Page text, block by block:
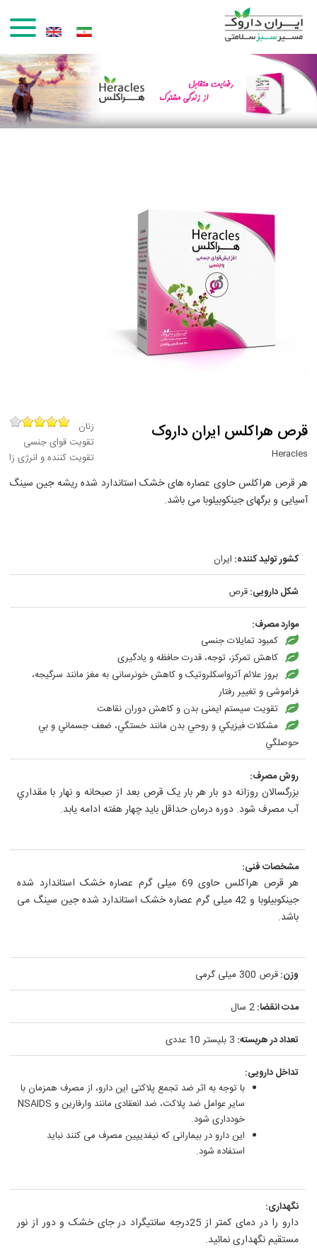
رفتن به محتوای اصلی
قرص هراکلس ایران داروک
Heracles
زنان
تقویت قوای جنسی
تقویت کننده و انرژی زا
هر قرص هراکلس حاوی عصاره های خشک استاندارد شده ریشه جین سینگ
آسیایی و برگهای جینکوبیلوبا می باشد.
کشور تولید کننده: ایران
شکل دارویی:قرص
موارد مصرف:
کمبود تمایلات جنسی
کاهش تمرکز، توجه، قدرت حافظه و یادگیری
بروز علائم آترواسکلروتیک و کاهش خونرسانی به مغز مانند سرگیجه،
فراموشی و تغییر رفتار
تقویت سیستم ایمنی بدن و کاهش دوران نقاهت
مشکلات فيزيکي و روحي بدن مانند خستگي، ضعف جسماني و بي
حوصلگي
روش مصرف:
بزرگسالان روزانه دو بار هر بار يک قرص بعد از صبحانه و نهار با مقداري
آب مصرف شود. دوره درمان حداقل باید چهار هفته ادامه یابد.
مشخصات فنی:
هر قرص هراکلس حاوی 69 میلی گرم عصاره خشک استاندارد شده
جینکوبیلوبا و 42 میلی گرم عصاره خشک استاندارد شده جین سینگ می
باشد.
وزن:قرص 300 میلی گرمی
مدت انقضا:2 سال
تعداد در هربسته: 3 بلیستر 10 عددی
تداخل دارویی:
با توجه به اثر ضد تجمع پلاکتی این دارو، از مصرف همزمان با
سایر عوامل ضد پلاکت، ضد انعقادی مانند وارفارین و NSAIDS
خودداری شود.
این دارو در بیمارانی که نیفدیپین مصرف می کنند نباید
استفاده شود.
نگهداری:
دارو را در دمای کمتر از 25درجه سانتیگراد در جای خشک و دور از نور
مستقیم نگهداری نمائید.